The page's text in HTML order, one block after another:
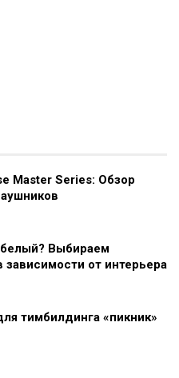
Master Series: Обзор
Выбираем
зависимости от интерьера
тимбилдинга «пикник»